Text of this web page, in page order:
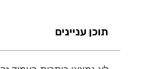
תוכן עניינים